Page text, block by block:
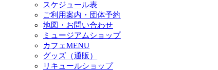
スケジュール表
ご利用案内・団体予約
地図・お問い合わせ
ミュージアムショップ
カフェMENU
グッズ（通販）
リキュールショップ